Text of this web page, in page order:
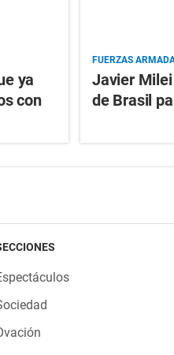
ya
con
FUERZAS
Javier
de Brasil